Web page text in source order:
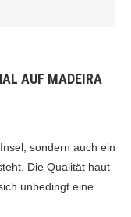
AUF MADEIRA
sondern auch ein
Die Qualität haut
unbedingt eine